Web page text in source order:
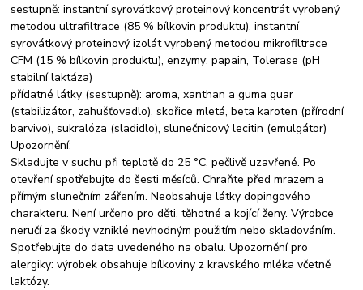
sestupně: instantní syrovátkový proteinový koncentrát vyrobený
metodou ultrafiltrace (85 % bílkovin produktu), instantní
syrovátkový proteinový izolát vyrobený metodou mikrofiltrace
CFM (15 % bílkovin produktu), enzymy: papain, Tolerase (pH
stabilní laktáza)
přídatné látky (sestupně): aroma, xanthan a guma guar
(stabilizátor, zahušťovadlo), skořice mletá, beta karoten (přírodní
barvivo), sukralóza (sladidlo), slunečnicový lecitin (emulgátor)
Upozornění:
Skladujte v suchu při teplotě do 25 °C, pečlivě uzavřené. Po
otevření spotřebujte do šesti měsíců. Chraňte před mrazem a
přímým slunečním zářením. Neobsahuje látky dopingového
charakteru. Není určeno pro děti, těhotné a kojící ženy. Výrobce
neručí za škody vzniklé nevhodným použitím nebo skladováním.
Spotřebujte do data uvedeného na obalu. Upozornění pro
alergiky: výrobek obsahuje bílkoviny z kravského mléka včetně
laktózy.